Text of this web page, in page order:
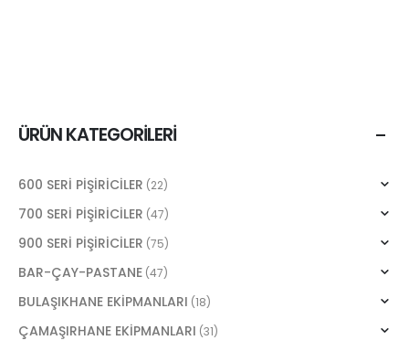
ÜRÜN KATEGORILERI
600 SERİ PİŞİRİCİLER (22)
700 SERİ PİŞİRİCİLER (47)
900 SERİ PİŞİRİCİLER (75)
BAR-ÇAY-PASTANE (47)
BULAŞIKHANE EKİPMANLARI (18)
ÇAMAŞIRHANE EKİPMANLARI (31)